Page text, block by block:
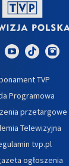
TVP
Programowa
przetargowe
Telewizyjna
tvp.pl
ogłoszenia